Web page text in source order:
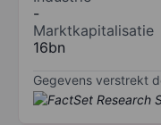
-
Marktkapitalisatie
16bn
Gegevens verstrekt